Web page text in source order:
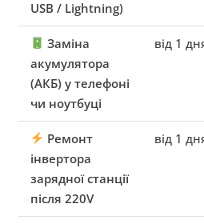
USB / Lightning)
Заміна
акумулятора
(АКБ) у телефоні
чи ноутбуці
від 1
Ремонт
інвертора
зарядної станції
після 220V
від 1